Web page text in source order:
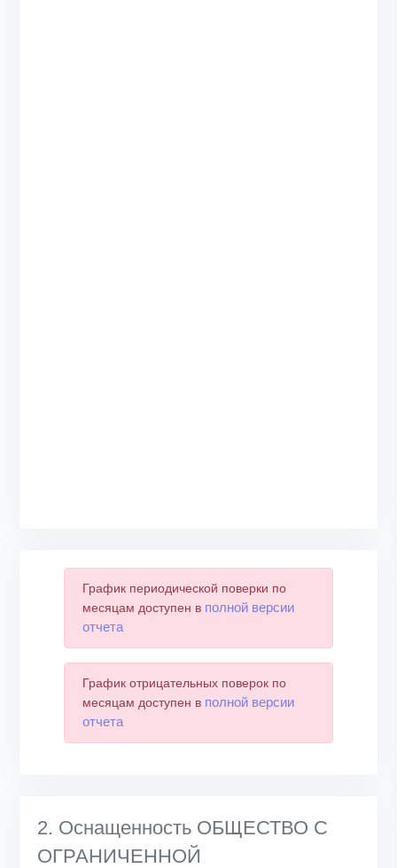
График периодической поверки по
месяцам доступен в полной версии
отчета
График отрицательных поверок по
месяцам доступен в полной версии
отчета
2. Оснащенность ОБЩЕСТВО С
ОГРАНИЧЕННОЙ